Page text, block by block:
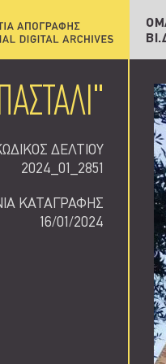
ΔΕΛΤΙΟΥ
2024_01_2851
ΚΑΤΑΓΡΑΦΗΣ
16/01/2024